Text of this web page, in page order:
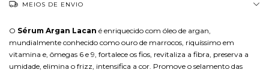
MEIOS DE ENVIO
O Sérum Argan Lacan é enriquecido com óleo de argan,
mundialmente conhecido como ouro de marrocos, riquíssimo em
vitamina e, ômegas 6 e 9, fortalece os fios, revitaliza a fibra, preserva a
umidade, elimina o frizz, intensifica a cor. Promove o selamento das